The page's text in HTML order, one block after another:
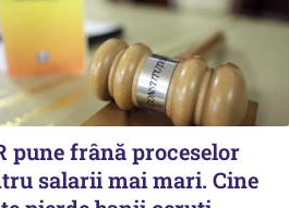
pune frână proceselor
salarii mai mari. Cine